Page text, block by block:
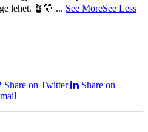
lehet. 🪴💛 ... See MoreSee Less
Share on Twitter
Share on